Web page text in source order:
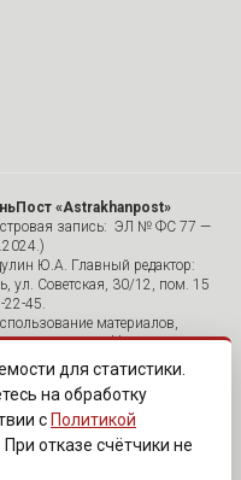
«Astrakhanpost»
запись: ЭЛ № ФС 77 —
Ю.А. Главный редактор:
ул. Советская, 30/12, пом. 15
22-45.
материалов,
издания «Astrakhanpost»,
источника и публикацией
Комментарии
редактирования.
удалить их с сайта или
нарушают законы РФ.
18+»
для статистики.
на обработку
с Политикой
. При отказе счётчики не